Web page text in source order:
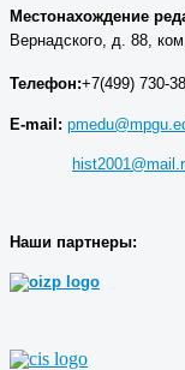
Местонахождение р
Вернадского, д. 88,
Телефон:+7(499) 730-
E-mail:
Наши партнеры: